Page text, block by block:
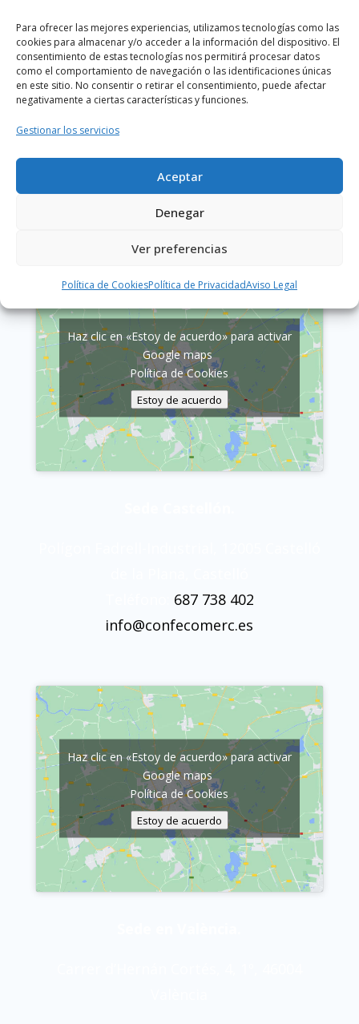
Para ofrecer las mejores experiencias, utilizamos tecnologías como las
cookies para almacenar y/o acceder a la información del dispositivo. El
consentimiento de estas tecnologías nos permitirá procesar datos
como el comportamiento de navegación o las identificaciones únicas
en este sitio. No consentir o retirar el consentimiento, puede afectar
negativamente a ciertas características y funciones.
Gestionar los servicios
Aceptar
Denegar
Ver preferencias
Política de CookiesPolítica de PrivacidadAviso Legal
Sede en Alicante.
Telefóno:965 144 530
Haz clic en «Estoy de acuerdo» para activar
Google maps
Política de Cookies
Estoy de acuerdo
687 738 402
info@confecomerc.es
Haz clic en «Estoy de acuerdo» para activar
Google maps
Política de Cookies
Estoy de acuerdo